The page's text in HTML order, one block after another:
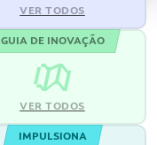
VER TODOS
GUIA DE INOVAÇÃO
VER TODOS
IMPULSIONA